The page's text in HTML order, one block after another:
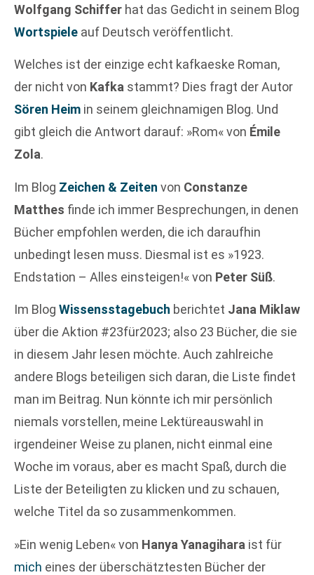
Wolfgang Schiffer hat das Gedicht in seinem Blog
Wortspiele auf Deutsch veröffentlicht.
Welches ist der einzige echt kafkaeske Roman,
der nicht von Kafka stammt? Dies fragt der Autor
Sören Heim in seinem gleichnamigen Blog. Und
gibt gleich die Antwort darauf: »Rom« von Émile
Zola.
Im Blog Zeichen & Zeiten von Constanze
Matthes finde ich immer Besprechungen, in denen
Bücher empfohlen werden, die ich daraufhin
unbedingt lesen muss. Diesmal ist es »1923.
Endstation – Alles einsteigen!« von Peter Süß.
Im Blog Wissensstagebuch berichtet Jana Miklaw
über die Aktion #23für2023; also 23 Bücher, die sie
in diesem Jahr lesen möchte. Auch zahlreiche
andere Blogs beteiligen sich daran, die Liste findet
man im Beitrag. Nun könnte ich mir persönlich
niemals vorstellen, meine Lektüreauswahl in
irgendeiner Weise zu planen, nicht einmal eine
Woche im voraus, aber es macht Spaß, durch die
Liste der Beteiligten zu klicken und zu schauen,
welche Titel da so zusammenkommen.
»Ein wenig Leben« von Hanya Yanagihara ist für
mich eines der überschätztesten Bücher der